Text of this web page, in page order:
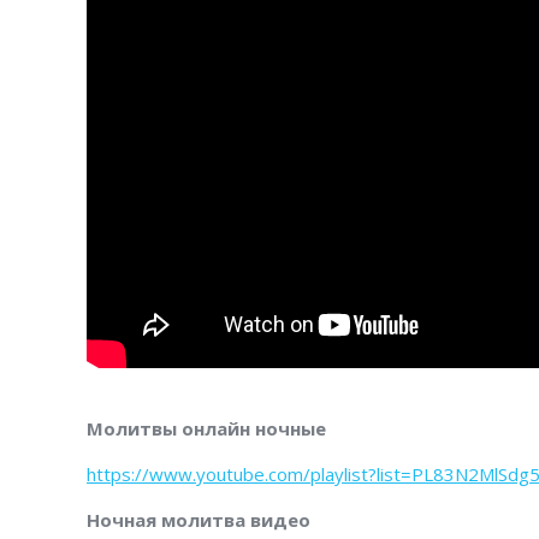
Молитвы онлайн ночные
https://www.youtube.com/
Ночная молитва видео